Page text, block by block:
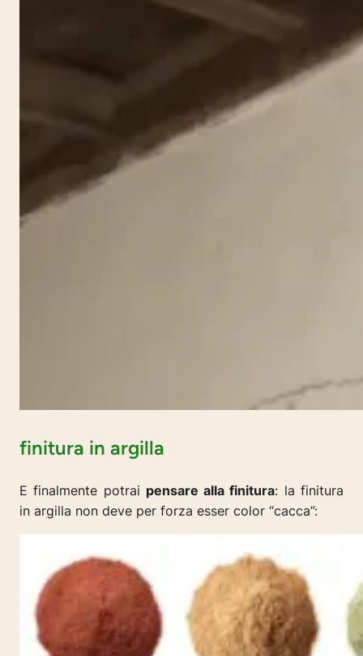
finitura in argilla
E finalmente potrai pensare alla finitura: la finitura
in argilla non deve per forza esser color “cacca”: